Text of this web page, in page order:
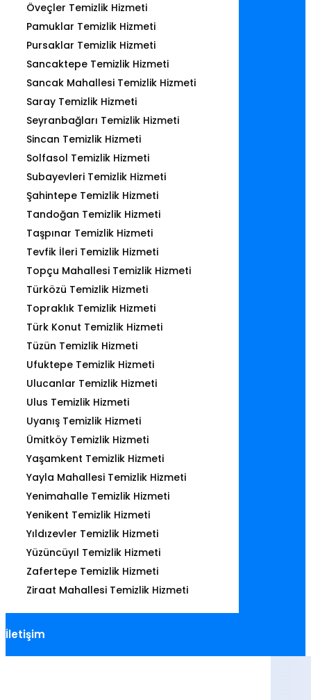
Öveçler Temizlik Hizmeti
Pamuklar Temizlik Hizmeti
Pursaklar Temizlik Hizmeti
Sancaktepe Temizlik Hizmeti
Sancak Mahallesi Temizlik Hizmeti
Saray Temizlik Hizmeti
Seyranbağları Temizlik Hizmeti
Sincan Temizlik Hizmeti
Solfasol Temizlik Hizmeti
Subayevleri Temizlik Hizmeti
Şahintepe Temizlik Hizmeti
Tandoğan Temizlik Hizmeti
Taşpınar Temizlik Hizmeti
Tevfik İleri Temizlik Hizmeti
Topçu Mahallesi Temizlik Hizmeti
Türközü Temizlik Hizmeti
Topraklık Temizlik Hizmeti
Türk Konut Temizlik Hizmeti
Tüzün Temizlik Hizmeti
Ufuktepe Temizlik Hizmeti
Ulucanlar Temizlik Hizmeti
Ulus Temizlik Hizmeti
Uyanış Temizlik Hizmeti
Ümitköy Temizlik Hizmeti
Yaşamkent Temizlik Hizmeti
Yayla Mahallesi Temizlik Hizmeti
Yenimahalle Temizlik Hizmeti
Yenikent Temizlik Hizmeti
Yıldızevler Temizlik Hizmeti
Yüzüncüyıl Temizlik Hizmeti
Zafertepe Temizlik Hizmeti
Ziraat Mahallesi Temizlik Hizmeti
İletişim